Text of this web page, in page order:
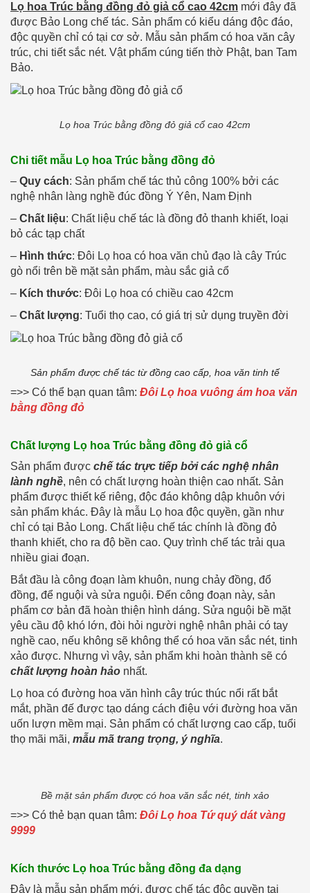
Lọ hoa Trúc bằng đồng đỏ giả cổ cao 42cm mới đây đã
được Bảo Long chế tác. Sản phẩm có kiểu dáng độc đáo,
độc quyền chỉ có tại cơ sở. Mẫu sản phẩm có hoa văn cây
trúc, chi tiết sắc nét. Vật phẩm cúng tiến thờ Phật, ban Tam
Bảo.
Lọ hoa Trúc bằng đồng đỏ giả cổ cao 42cm
Chi tiết mẫu Lọ hoa Trúc bằng đồng đỏ
– Quy cách: Sản phẩm chế tác thủ công 100% bởi các
nghệ nhân làng nghề đúc đồng Ý Yên, Nam Định
– Chất liệu: Chất liệu chế tác là đồng đỏ thanh khiết, loại
bỏ các tạp chất
– Hình thức: Đôi Lọ hoa có hoa văn chủ đạo là cây Trúc
gò nổi trên bề mặt sản phẩm, màu sắc giả cổ
– Kích thước: Đôi Lọ hoa có chiều cao 42cm
– Chất lượng: Tuổi thọ cao, có giá trị sử dụng truyền đời
Sản phẩm được chế tác từ đồng cao cấp, hoa văn tinh tế
=>> Có thể bạn quan tâm: Đôi Lọ hoa vuông ám hoa văn
bằng đồng đỏ
Chất lượng Lọ hoa Trúc bằng đồng đỏ giả cổ
Sản phẩm được chế tác trực tiếp bởi các nghệ nhân
lành nghề, nên có chất lượng hoàn thiện cao nhất. Sản
phẩm được thiết kế riêng, độc đáo không dập khuôn với
sản phẩm khác. Đây là mẫu Lọ hoa độc quyền, gần như
chỉ có tại Bảo Long. Chất liệu chế tác chính là đồng đỏ
thanh khiết, cho ra độ bền cao. Quy trình chế tác trải qua
nhiều giai đoạn.
Bắt đầu là công đoạn làm khuôn, nung chảy đồng, đổ
đồng, để nguội và sửa nguội. Đến công đoạn này, sản
phẩm cơ bản đã hoàn thiện hình dáng. Sửa nguội bề mặt
yêu cầu độ khó lớn, đòi hỏi người nghệ nhân phải có tay
nghề cao, nếu không sẽ không thể có hoa văn sắc nét, tinh
xảo được. Nhưng vì vậy, sản phẩm khi hoàn thành sẽ có
chất lượng hoàn hảo nhất.
Lọ hoa có đường hoa văn hình cây trúc thúc nổi rất bắt
mắt, phần đế được tạo dáng cách điệu với đường hoa văn
uốn lượn mềm mại. Sản phẩm có chất lượng cao cấp, tuổi
thọ mãi mãi, mẫu mã trang trọng, ý nghĩa.
Bề mặt sản phẩm được có hoa văn sắc nét, tinh xảo
=>> Có thẻ bạn quan tâm: Đôi Lọ hoa Tứ quý dát vàng
9999
Kích thước Lọ hoa Trúc bằng đồng đa dạng
Đây là mẫu sản phẩm mới, được chế tác độc quyền tại